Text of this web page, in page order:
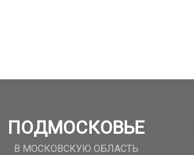
ПОДМОСКОВЬЕ
В МОСКОВСКУЮ ОБЛАСТЬ